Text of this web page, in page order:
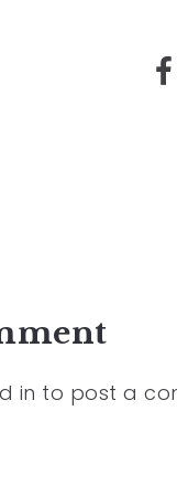
in to post a